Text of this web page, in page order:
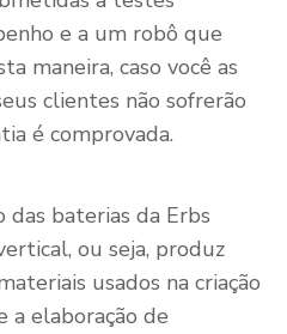
e a um robô que
maneira, caso você as
clientes não sofrerão
é comprovada.
das baterias da Erbs
ou seja, produz
usados na criação
a elaboração de